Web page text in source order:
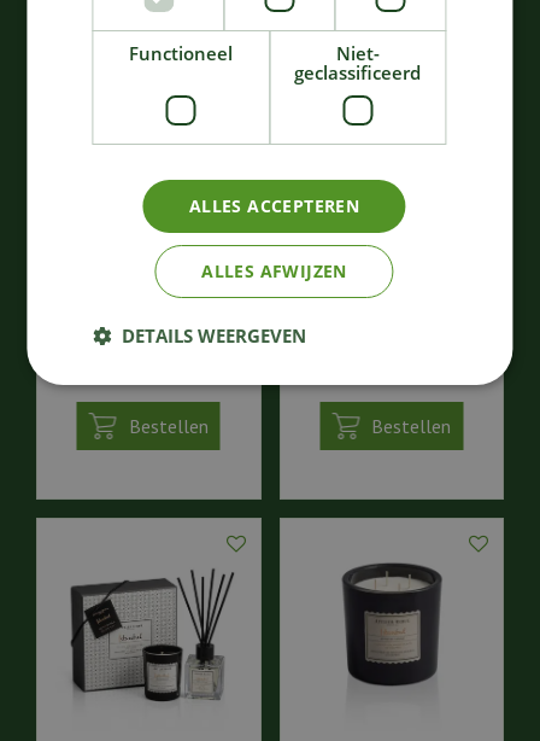
KIJK OOK EENS NAAR:
Istanbul eau de parfum -
125ml
Bestellen
Istanbul reed diffuser -
Bestellen
Functioneel
Niet-
geclassificeerd
ALLES ACCEPTEREN
ALLES AFWIJZEN
DETAILS WEERGEVEN